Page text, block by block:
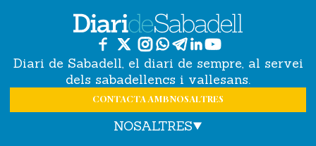
Diari de Sabadell, el diari de sempre, al servei
dels sabadellencs i vallesans.
CONTACTA AMB NOSALTRES
NOSALTRES